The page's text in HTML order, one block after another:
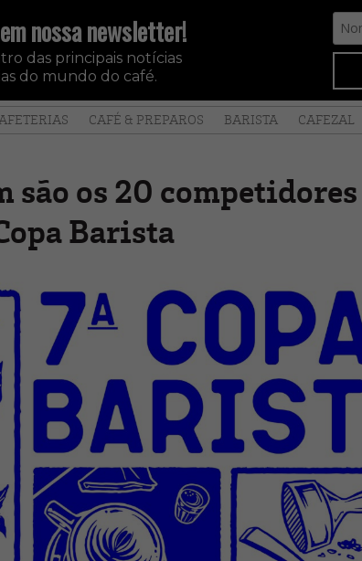
nossa newsletter!
das principais notícias
do mundo do café.
CAFÉ & PREPAROS BARISTA CAFEZAL
são os 20 competidores
Barista